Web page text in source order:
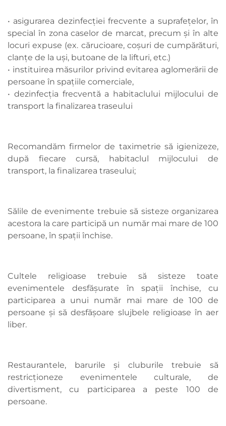
• asigurarea dezinfecției frecvente a suprafețelor, în
special în zona caselor de marcat, precum și în alte
locuri expuse (ex. cărucioare, coșuri de cumpărături,
clanțe de la uși, butoane de la lifturi, etc.)
• instituirea măsurilor privind evitarea aglomerării de
persoane în spațiile comerciale,
• dezinfecția frecventă a habitaclului mijlocului de
transport la finalizarea traseului
Recomandăm firmelor de taximetrie să igienizeze,
după fiecare cursă, habitaclul mijlocului de
transport, la finalizarea traseului;
Sălile de evenimente trebuie să sisteze organizarea
acestora la care participă un număr mai mare de 100
persoane, în spații închise.
Cultele religioase trebuie să sisteze toate
evenimentele desfășurate în spații închise, cu
participarea a unui număr mai mare de 100 de
persoane și să desfășoare slujbele religioase în aer
liber.
Restaurantele, barurile și cluburile trebuie să
restricționeze evenimentele culturale, de
divertisment, cu participarea a peste 100 de
persoane.